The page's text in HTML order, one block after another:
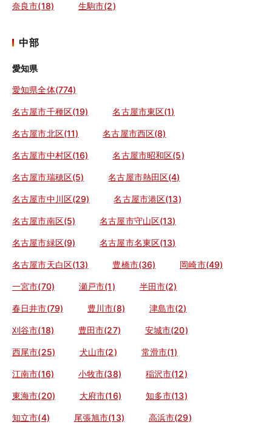
奈良市(18) 生駒市(2)
中部
愛知県
愛知県全体(774)
名古屋市千種区(19) 名古屋市東区(1)
名古屋市北区(11) 名古屋市西区(8)
名古屋市中村区(16) 名古屋市昭和区(5)
名古屋市瑞穂区(5) 名古屋市熱田区(4)
名古屋市中川区(29) 名古屋市港区(13)
名古屋市南区(5) 名古屋市守山区(13)
名古屋市緑区(9) 名古屋市名東区(13)
名古屋市天白区(13) 豊橋市(36) 岡崎市(49)
一宮市(70) 瀬戸市(1) 半田市(2)
春日井市(79) 豊川市(8) 津島市(2)
刈谷市(18) 豊田市(27) 安城市(20)
西尾市(25) 犬山市(2) 常滑市(1)
江南市(16) 小牧市(38) 稲沢市(12)
東海市(20) 大府市(16) 知多市(13)
知立市(4) 尾張旭市(13) 高浜市(29)